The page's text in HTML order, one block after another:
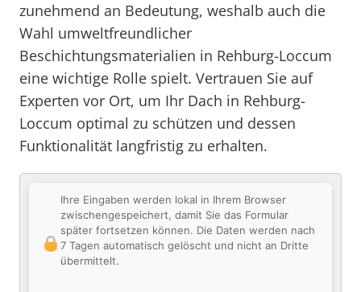
zunehmend an Bedeutung, weshalb auch die
Wahl umweltfreundlicher
Beschichtungsmaterialien in Rehburg-Loccum
eine wichtige Rolle spielt. Vertrauen Sie auf
Experten vor Ort, um Ihr Dach in Rehburg-
Loccum optimal zu schützen und dessen
Funktionalität langfristig zu erhalten.
Ihre Eingaben werden lokal in Ihrem Browser
zwischengespeichert, damit Sie das Formular
später fortsetzen können. Die Daten werden nach
7 Tagen automatisch gelöscht und nicht an Dritte
übermittelt.